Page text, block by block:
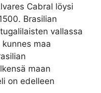
Cabral löysi
Brasilian
vallassa
maa
maan
on edelleen